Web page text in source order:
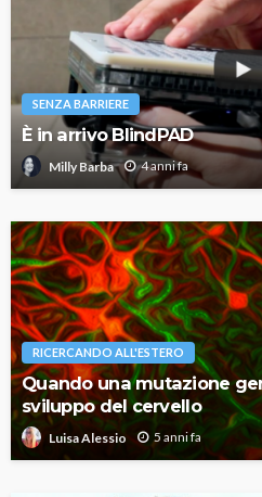
SENZA BARRIERE
È in arrivo BlindPAD
Milly Barba 4 anni fa
RICERCANDO ALL'ESTERO
Quando una mutazione
sviluppo del cervello
Luisa Alessio 5 anni fa